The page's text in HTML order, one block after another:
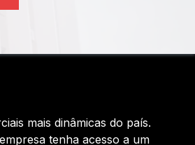
mais dinâmicas do país.
tenha acesso a um